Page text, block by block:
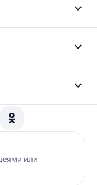
или